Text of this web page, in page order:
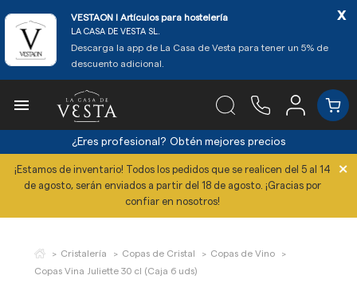
VESTAON l Artículos para hostelería
LA CASA DE VESTA SL.
Descarga la app de La Casa de Vesta para tener un 5% de
descuento adicional.
x

¿Eres profesional? Obtén mejores precios
¡Estamos de inventario! Todos los pedidos que se realicen del 5 al 14
de agosto, serán enviados a partir del 18 de agosto. ¡Gracias por
confiar en nosotros!
×
Cristalería Copas de Cristal
Copas de Vino
Copas Vina Juliette 30 cl (Caja 6 uds)